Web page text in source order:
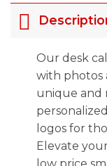
Our desk
with photos
unique and
logos for
Elevate